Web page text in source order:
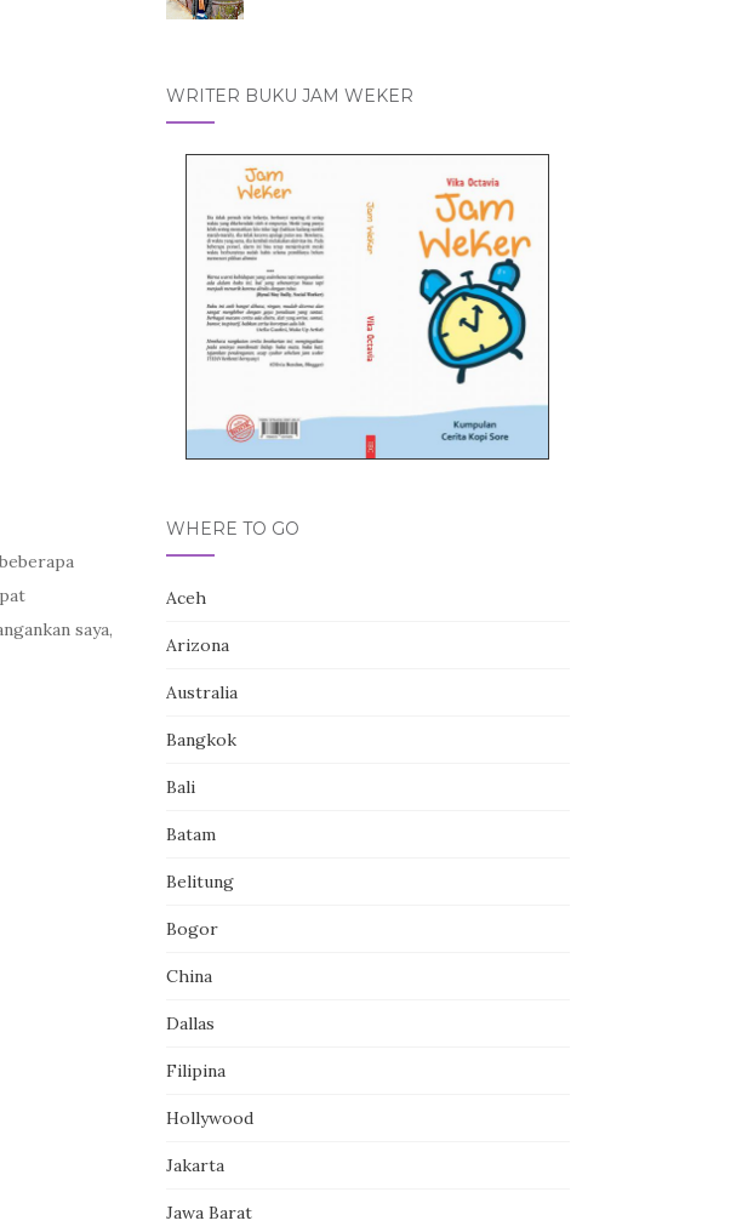
saya,
WRITER BUKU JAM WEKER
WHERE TO GO
Aceh
Arizona
Australia
Bangkok
Bali
Batam
Belitung
Bogor
China
Dallas
Filipina
Hollywood
Jakarta
Jawa Barat